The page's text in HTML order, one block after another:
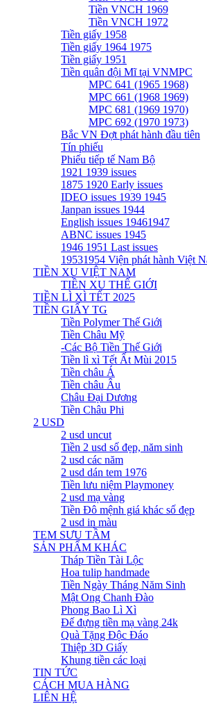
Tiền VNCH 1969
Tiền VNCH 1972
Tiền giấy 1958
Tiền giấy 1964 1975
Tiền giấy 1951
Tiền quân đội Mĩ tại VNMPC
MPC 641 (1965 1968)
MPC 661 (1968 1969)
MPC 681 (1969 1970)
MPC 692 (1970 1973)
Bắc VN Đợt phát hành đầu tiên
Tín phiếu
Phiếu tiếp tế Nam Bộ
1921 1939 issues
1875 1920 Early issues
IDEO issues 1939 1945
Janpan issues 1944
English issues 19461947
ABNC issues 1945
1946 1951 Last issues
19531954 Viện phát hành Việt
TIỀN XU VIỆT NAM
TIỀN XU THẾ GIỚI
TIỀN LÌ XÌ TẾT 2025
TIỀN GIẤY TG
Tiền Polymer Thế Giới
Tiền Châu Mỹ
-Các Bộ Tiền Thế Giới
Tiền lì xì Tết Ất Mùi 2015
Tiền châu Á
Tiền châu Âu
Châu Đại Dương
Tiền Châu Phi
2 USD
2 usd uncut
Tiền 2 usd số đẹp, năm sinh
2 usd các năm
2 usd dán tem 1976
Tiền lưu niệm Playmoney
2 usd mạ vàng
Tiền Đô mệnh giá khác số đẹp
2 usd in màu
TEM SƯU TẦM
SẢN PHẨM KHÁC
Tháp Tiền Tài Lộc
Hoa tulip handmade
Tiền Ngày Tháng Năm Sinh
Mật Ong Chanh Đào
Phong Bao Lì Xì
Đế đựng tiền mạ vàng 24k
Quà Tặng Độc Đáo
Thiệp 3D Giấy
Khung tiền các loại
TIN TỨC
CÁCH MUA HÀNG
LIÊN HỆ